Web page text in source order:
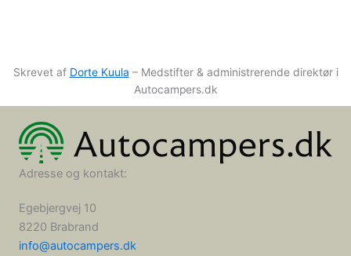
Skrevet af Dorte Kuula – Medstifter & administrerende direktør i
Autocampers.dk
Adresse og kontakt:
Egebjergvej 10
8220 Brabrand
info@autocampers.dk